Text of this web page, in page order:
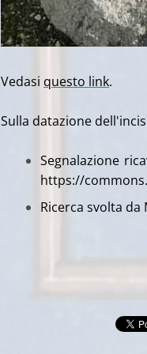
Vedasi questo link.
Sulla datazione
Segnalazione
https://
Ricerca svolta